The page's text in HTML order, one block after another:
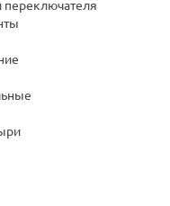
переключателя